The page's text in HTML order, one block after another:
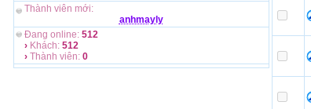
Thành viên mới:
anhmayly
Đang online: 512
›Khách:512
›Thành viên: 0